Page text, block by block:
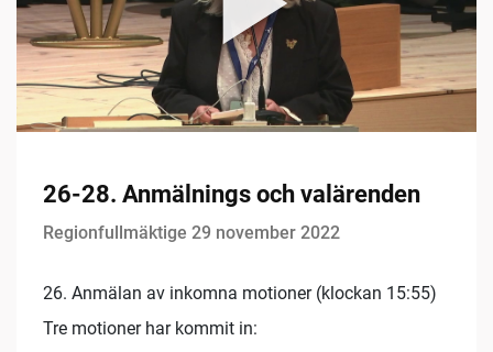
26-28. Anmälnings och valärenden
Regionfullmäktige 29 november 2022
26. Anmälan av inkomna motioner (klockan 15:55)
Tre motioner har kommit in: